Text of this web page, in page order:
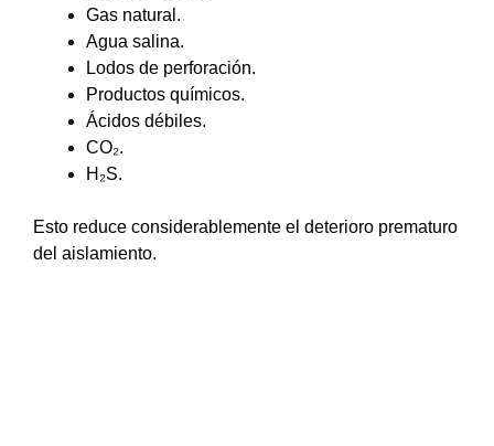
Gas natural.
Agua salina.
Lodos de perforación.
Productos químicos.
Ácidos débiles.
CO₂.
H₂S.
Esto reduce considerablemente el deterioro prematuro
del aislamiento.